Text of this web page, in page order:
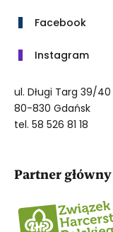
Facebook
Instagram
ul. Długi Targ 39/40
80-830 Gdańsk
tel. 58 526 81 18
Partner główny